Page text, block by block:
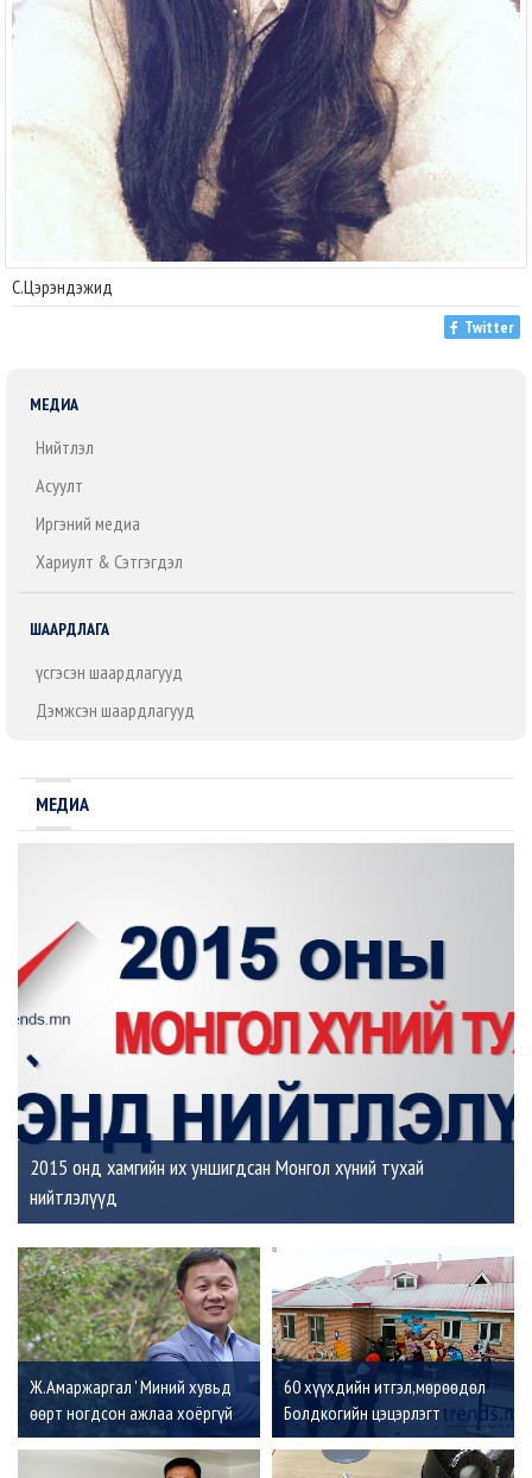
С.Цэрэндэжид
Twitter
МЕДИА
Нийтлэл
Асуулт
Иргэний медиа
Хариулт & Сэтгэгдэл
ШААРДЛАГА
Үүсгэсэн шаардлагууд
Дэмжсэн шаардлагууд
МЕДИА
2015 онд хамгийн их уншигдсан Монгол хүний тухай
нийтлэлүүд
Ж.Амаржаргал ' Миний хувьд
өөрт ногдсон ажлаа хоёргүй
сэтгэлээр сайн хийх нь улс эх
орныхоо хөгжилд оруулж буй
60 хүүхдийн итгэл,мөрөөдөл
Болдкогийн цэцэрлэгт